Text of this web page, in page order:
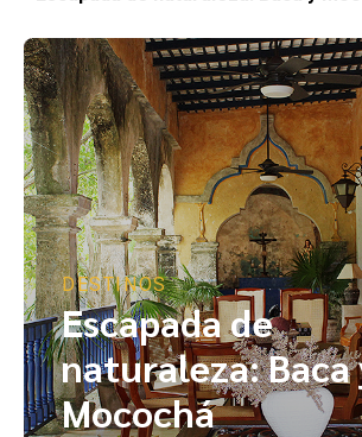
DESTINOS
Escapada de
naturaleza: Baca
Mocochá